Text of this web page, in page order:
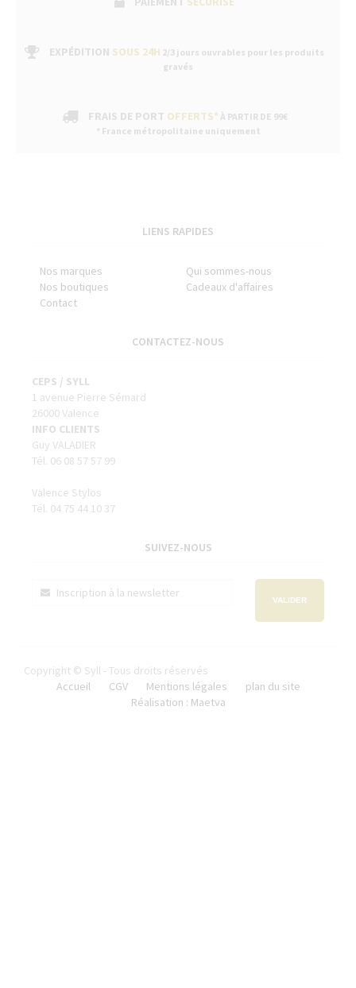
EXPÉDITION SOUS 24H 2/3 jours ouvrables pour les produits
gravés
FRAIS DE PORT OFFERTS* À PARTIR DE 99€
* France métropolitaine uniquement
LIENS RAPIDES
Nos marques
Qui sommes-nous
Nos boutiques
Cadeaux d'affaires
Contact
CONTACTEZ-NOUS
CEPS / SYLL
1 avenue Pierre Sémard
26000 Valence
INFO CLIENTS
Guy VALADIER
Tél. 06 08 57 57 99
Valence Stylos
Tél. 04 75 44 10 37
SUIVEZ-NOUS
VALIDER
Copyright © Syll - Tous droits réservés
Accueil
CGV Mentions légales
plan du site
Réalisation : Maetva